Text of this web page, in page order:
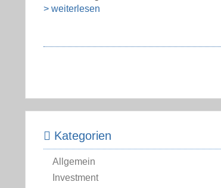
> weiterlesen
Kategorien
Allgemein
Investment